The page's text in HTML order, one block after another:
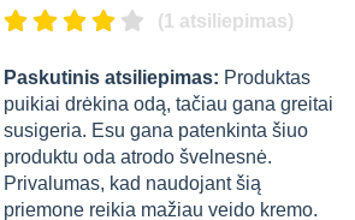
(1 atsiliepimas)
Paskutinis atsiliepimas: Produktas
puikiai drėkina odą, tačiau gana greitai
susigeria. Esu gana patenkinta šiuo
produktu oda atrodo švelnesnė.
Privalumas, kad naudojant šią
priemone reikia mažiau veido kremo.